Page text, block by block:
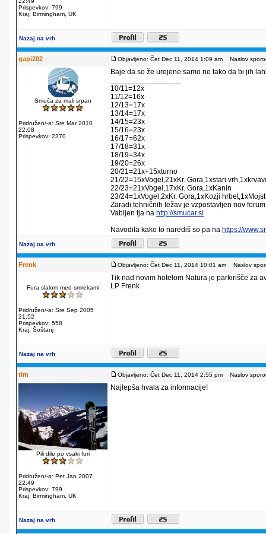
Prispevkov: 799
Kraj: Birmingham, UK
Nazaj na vrh
gapi202 Objavljeno: Čet Dec 11, 2014 1:09 am Naslov
Smuča za mali srpan
Pridružen/-a: Sre Mar 2010
22:08
Prispevkov: 2370
Baje da so že urejene samo ne tako da bi jih
10/11=12x
11/12=16x
12/13=17x
13/14=17x
14/15=23x
15/16=23x
16/17=62x
17/18=31x
18/19=34x
19/20=26x
20/21=21x+15xturno
21/22=15xVogel,21xKr. Gora,1xstari
22/23=21xVogel,17xKr. Gora,1xKanin
23/24=1xVogel,2xKr. Gora,1xKozji
Zaradi tehničnih težav je vzpostavljen nov
Vabljen tja na http://smucar.si
Navodila kako to narediš so pa na https://
Nazaj na vrh
Frenk Objavljeno: Čet Dec 11, 2014 10:01 am Naslov
Fura slalom med smrekami
Pridružen/-a: Sre Sep 2005
21:52
Prispevkov: 558
Kraj: Šoštanj
Tik nad novim hotelom Natura je parkirišče za
LP Frenk
Nazaj na vrh
tim Objavljeno: Čet Dec 11, 2014 2:55 pm Naslov
Pili dile po vsaki furi
Pridružen/-a: Pet Jan 2007
22:49
Prispevkov: 799
Kraj: Birmingham, UK
Najlepša hvala za informacije!
Nazaj na vrh